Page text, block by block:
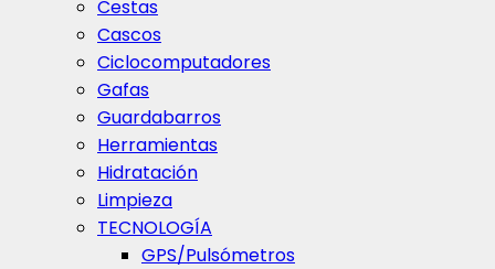
Cestas
Cascos
Ciclocomputadores
Gafas
Guardabarros
Herramientas
Hidratación
Limpieza
TECNOLOGÍA
GPS/Pulsómetros